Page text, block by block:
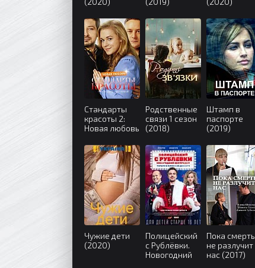
Стандарты
красоты 2:
Новая любовь
Родственные
связи 1 сезон
(2018)
Штамп в
паспорте
(2019)
Чужие дети
(2020)
Полицейский
с Рублёвки.
Новогодний
Пока смерть
не разлучит
нас (2017)